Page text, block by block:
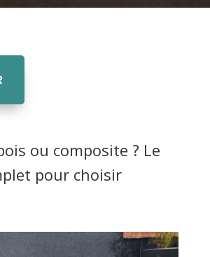
ou composite ? Le
pour choisir